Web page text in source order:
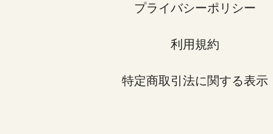
プライバシーポリシー
利用規約
特定商取引法に関する表示